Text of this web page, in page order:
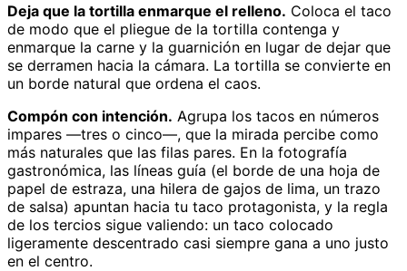
Deja que la tortilla enmarque el relleno. Coloca el taco
de modo que el pliegue de la tortilla contenga y
enmarque la carne y la guarnición en lugar de dejar que
se derramen hacia la cámara. La tortilla se convierte en
un borde natural que ordena el caos.
Compón con intención. Agrupa los tacos en números
impares —tres o cinco—, que la mirada percibe como
más naturales que las filas pares. En la fotografía
gastronómica, las líneas guía (el borde de una hoja de
papel de estraza, una hilera de gajos de lima, un trazo
de salsa) apuntan hacia tu taco protagonista, y la regla
de los tercios sigue valiendo: un taco colocado
ligeramente descentrado casi siempre gana a uno justo
en el centro.